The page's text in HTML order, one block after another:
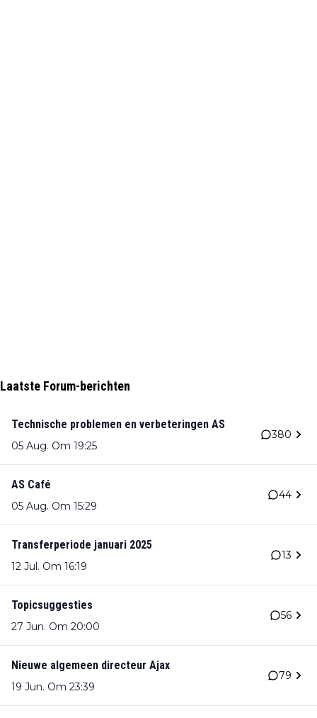
Laatste Forum-berichten
Technische problemen en verbeteringen AS
05 Aug. Om 19:25
380
AS Café
05 Aug. Om 15:29
44
Transferperiode januari 2025
12 Jul. Om 16:19
13
Topicsuggesties
27 Jun. Om 20:00
56
Nieuwe algemeen directeur Ajax
19 Jun. Om 23:39
79